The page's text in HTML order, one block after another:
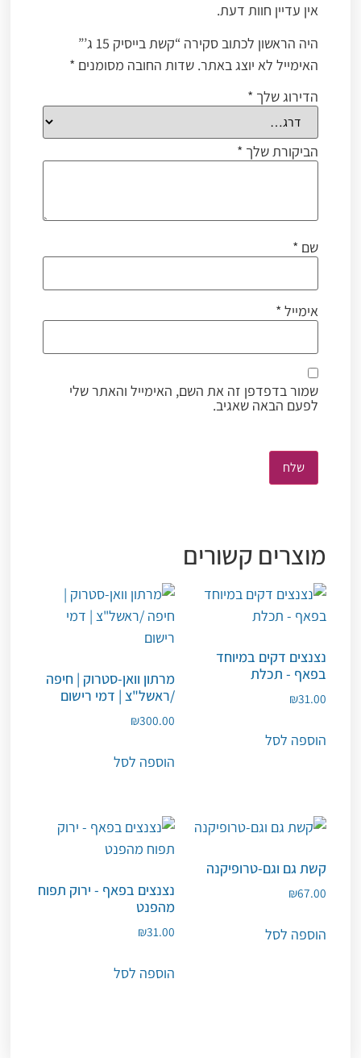
אין עדיין חוות דעת.
היה הראשון לכתוב סקירה “קשת בייסיק 15 ג’”
האימייל לא יוצג באתר.שדות החובה מסומנים*
הדירוג שלך*
הביקורת שלך*
שם*
אימייל*
שמור בדפדפן זה את השם, האימייל והאתר שלי
לפעם הבאה שאגיב.
מוצרים קשורים
נצנצים דקים במיוחד
בפאף - תכלת
₪31.00
הוספה לסל
מרתון וואן-סטרוק | חיפה
/ראשל"צ | דמי רישום
₪300.00
הוספה לסל
קשת גם וגם-טרופיקנה
₪67.00
הוספה לסל
נצנצים בפאף - ירוק תפוח
מהפנט
₪31.00
הוספה לסל